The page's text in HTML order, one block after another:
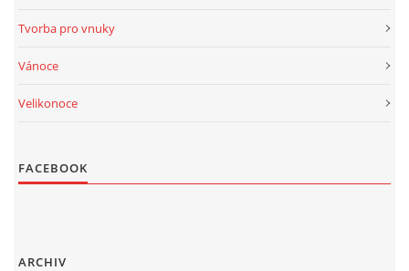
Tvorba pro vnuky
Vánoce
Velikonoce
FACEBOOK
ARCHIV